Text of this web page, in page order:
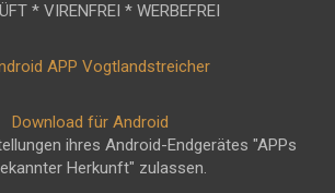
* VIRENFREI * WERBEFREI
Download für Android
ihres Android-Endgerätes "APPs
Herkunft" zulassen.